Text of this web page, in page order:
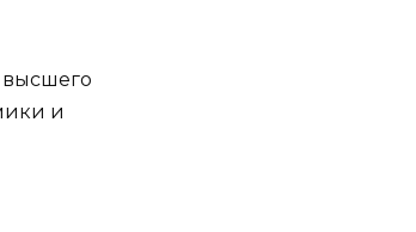
высшего
и